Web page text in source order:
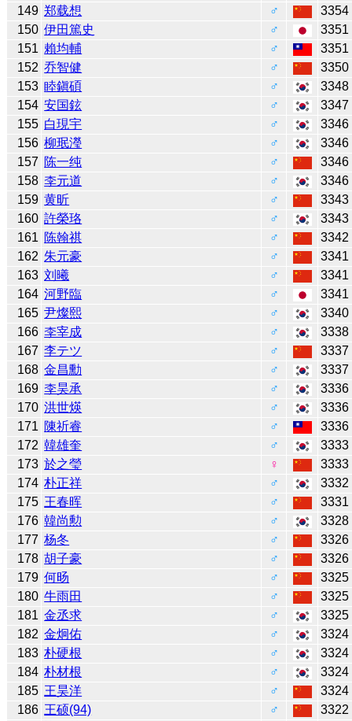
149 郑载想 ♂
3354
150 伊田篤史 ♂
3351
151 賴均輔 ♂
3351
152 乔智健 ♂
3350
153 睦鎭碩 ♂
3348
154 安国鉉 ♂
3347
155 白現宇 ♂
3346
156 柳珉瀅 ♂
3346
157 陈一纯 ♂
3346
158 李元道 ♂
3346
159 黄昕 ♂
3343
160 許榮珞 ♂
3343
161 陈翰祺 ♂
3342
162 朱元豪 ♂
3341
163 刘曦 ♂
3341
164 河野臨 ♂
3341
165 尹燦熙 ♂
3340
166 李宰成 ♂
3338
167 李テツ ♂
3337
168 金昌勳 ♂
3337
169 李昊承 ♂
3336
170 洪世煐 ♂
3336
171 陳祈睿 ♂
3336
172 韓雄奎 ♂
3333
173 於之瑩 ♀
3333
174 朴正祥 ♂
3332
175 王春晖 ♂
3331
176 韓尚勲 ♂
3328
177 杨冬 ♂
3326
178 胡子豪 ♂
3326
179 何旸 ♂
3325
180 牛雨田 ♂
3325
181 金丞求 ♂
3325
182 金炯佑 ♂
3324
183 朴硬根 ♂
3324
184 朴材根 ♂
3324
185 王昊洋 ♂
3324
186 王硕(94) ♂
3322